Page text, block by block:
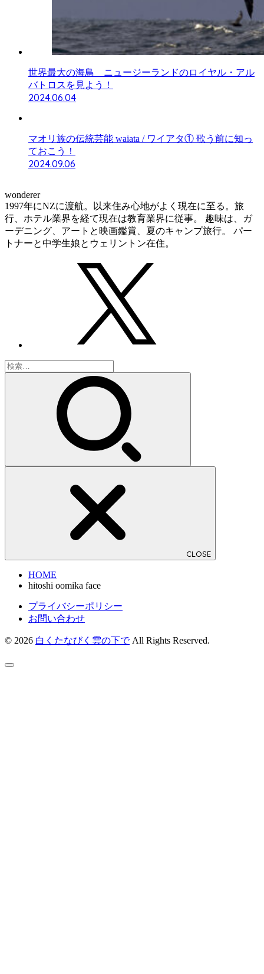
世界最大の海鳥 ニュージーランドのロイヤル・アル
バトロスを見よう！
2024.06.04
マオリ族の伝統芸能 waiata / ワイアタ① 歌う前に知っ
ておこう！
2024.09.06
wonderer
1997年にNZに渡航。以来住み心地がよく現在に至る。旅
行、ホテル業界を経て現在は教育業界に従事。 趣味は、ガ
ーデニング、アートと映画鑑賞、夏のキャンプ旅行。 パー
トナーと中学生娘とウェリントン在住。
検
索:
CLOSE
HOME
hitoshi oomika face
プライバシーポリシー
お問い合わせ
© 2026 白くたなびく雲の下でAll Rights Reserved.